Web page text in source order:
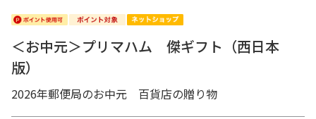
＜お中元＞プリマハム 傑ギフト（西日本
版）
2026年郵便局のお中元 百貨店の贈り物